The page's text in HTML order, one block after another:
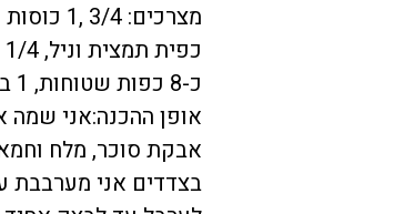
כ-8 כפות שטוחות, 1 ביצה, ריבה למילוי, ואבקת סוכר לציפוי.
אופן ההכנה:אני
אבקת סוכר, מלח
בצדדים אני מערבבת